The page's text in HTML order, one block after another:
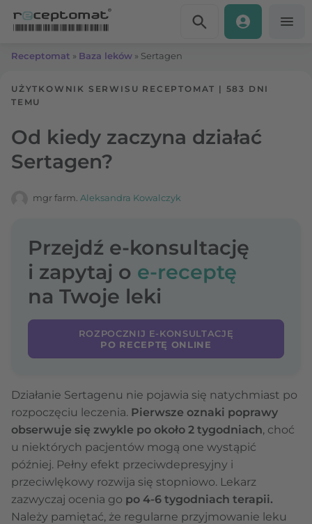
Receptomat » Baza leków » Sertagen
UŻYTKOWNIK SERWISU RECEPTOMAT | 583 DNI
TEMU
Od kiedy zaczyna działać
Sertagen?
mgr farm. Aleksandra Kowalczyk
Przejdź e-konsultację
i zapytaj o e-receptę
na Twoje leki
ROZPOCZNIJ E-KONSULTACJĘ
PO RECEPTĘ ONLINE
Działanie Sertagenu nie pojawia się natychmiast po
rozpoczęciu leczenia. Pierwsze oznaki poprawy
obserwuje się zwykle po około 2 tygodniach, choć
u niektórych pacjentów mogą one wystąpić
później. Pełny efekt przeciwdepresyjny i
przeciwlękowy rozwija się stopniowo. Lekarz
zazwyczaj ocenia go po 4-6 tygodniach terapii.
Należy pamiętać, że regularne przyjmowanie leku